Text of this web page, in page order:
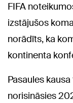
FIFA
izstājušos
norādīts, ka
kontinenta
Pasaules
norisināsies